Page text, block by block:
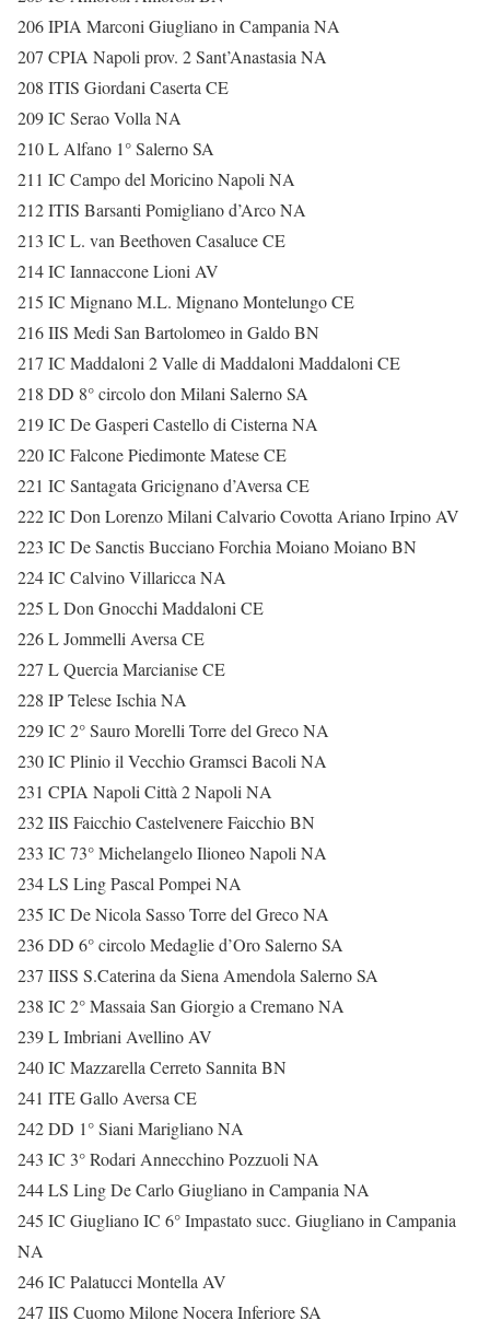
206 IPIA Marconi Giugliano in Campania NA
207 CPIA Napoli prov. 2 Sant’Anastasia NA
208 ITIS Giordani Caserta CE
209 IC Serao Volla NA
210 L Alfano 1° Salerno SA
211 IC Campo del Moricino Napoli NA
212 ITIS Barsanti Pomigliano d’Arco NA
213 IC L. van Beethoven Casaluce CE
214 IC Iannaccone Lioni AV
215 IC Mignano M.L. Mignano Montelungo CE
216 IIS Medi San Bartolomeo in Galdo BN
217 IC Maddaloni 2 Valle di Maddaloni Maddaloni CE
218 DD 8° circolo don Milani Salerno SA
219 IC De Gasperi Castello di Cisterna NA
220 IC Falcone Piedimonte Matese CE
221 IC Santagata Gricignano d’Aversa CE
222 IC Don Lorenzo Milani Calvario Covotta Ariano Irpino AV
223 IC De Sanctis Bucciano Forchia Moiano Moiano BN
224 IC Calvino Villaricca NA
225 L Don Gnocchi Maddaloni CE
226 L Jommelli Aversa CE
227 L Quercia Marcianise CE
228 IP Telese Ischia NA
229 IC 2° Sauro Morelli Torre del Greco NA
230 IC Plinio il Vecchio Gramsci Bacoli NA
231 CPIA Napoli Città 2 Napoli NA
232 IIS Faicchio Castelvenere Faicchio BN
233 IC 73° Michelangelo Ilioneo Napoli NA
234 LS Ling Pascal Pompei NA
235 IC De Nicola Sasso Torre del Greco NA
236 DD 6° circolo Medaglie d’Oro Salerno SA
237 IISS S.Caterina da Siena Amendola Salerno SA
238 IC 2° Massaia San Giorgio a Cremano NA
239 L Imbriani Avellino AV
240 IC Mazzarella Cerreto Sannita BN
241 ITE Gallo Aversa CE
242 DD 1° Siani Marigliano NA
243 IC 3° Rodari Annecchino Pozzuoli NA
244 LS Ling De Carlo Giugliano in Campania NA
245 IC Giugliano IC 6° Impastato succ. Giugliano in Campania
NA
246 IC Palatucci Montella AV
247 IIS Cuomo Milone Nocera Inferiore SA